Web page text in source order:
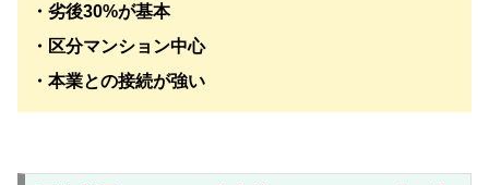
・劣後30%が基本
・区分マンション中心
・本業との接続が強い